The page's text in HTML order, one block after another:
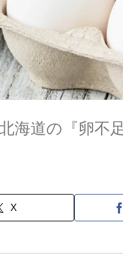
北海道の『卵不
X